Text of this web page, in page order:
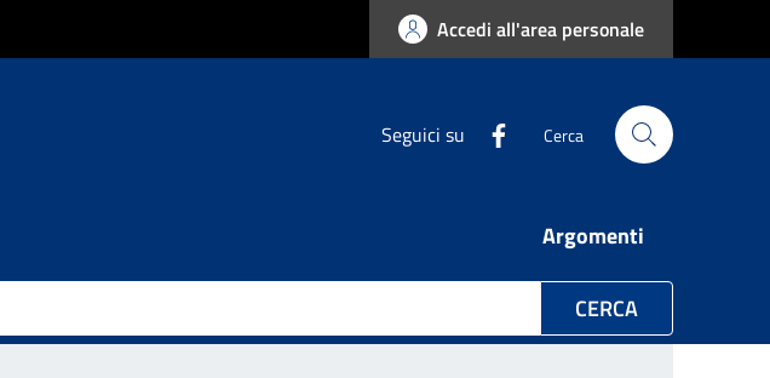
Accedi all'area personale
Seguici su Cerca
Argomenti
CERCA